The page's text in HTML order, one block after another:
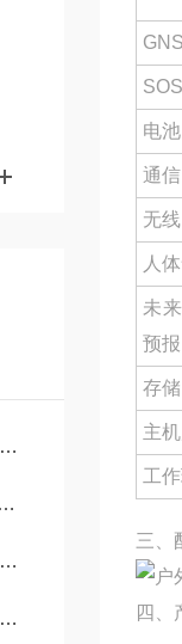
电池
通信
无
人
未
预报
存储
主
工
三、
四、